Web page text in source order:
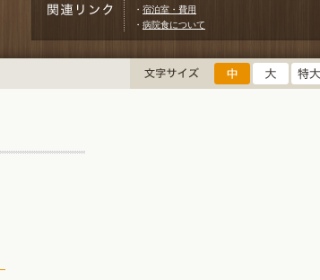
・ 宿泊室・費用
・ 病院食について